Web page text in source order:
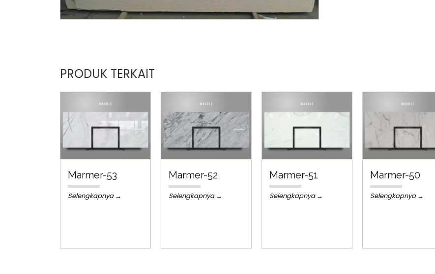
PRODUK TERKAIT
Marmer-53
Selengkapnya →
Marmer-52
Selengkapnya →
Marmer-51
Selengkapnya →
Marmer-50
Selengkapnya →